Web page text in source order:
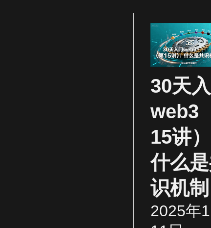
30天
web3
15讲）
什么
识机制
2025年